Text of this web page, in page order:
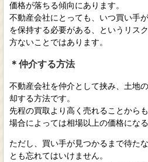
価格が落ちる傾向にあります。
不動産会社にとっても、いつ買い手
を保持する必要がある、というリス
方ないことではあります。
＊仲介する方法
不動産会社を仲介として挟み、土地
却する方法です。
先程の買取より高く売れることから
場合によっては相場以上の価格にな
ただし、買い手が見つかるまで待た
とも忘れてはいけません。